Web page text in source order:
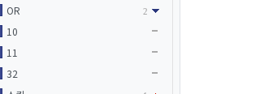
OR 2
10
11
32